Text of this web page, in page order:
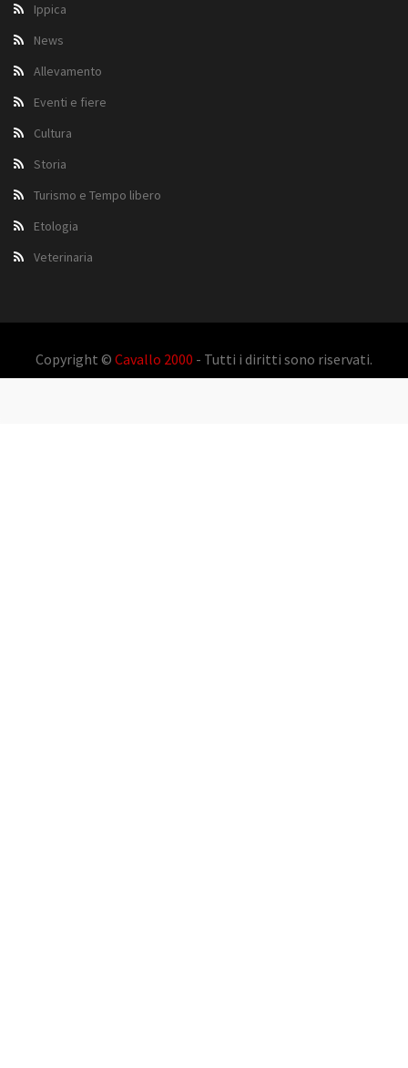
Ippica
News
Allevamento
Eventi e fiere
Cultura
Storia
Turismo e Tempo libero
Etologia
Veterinaria
Copyright © Cavallo 2000 - Tutti i diritti sono riservati.